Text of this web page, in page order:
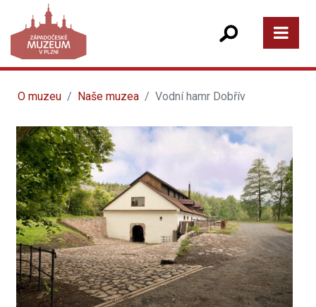
O muzeu Naše muzea Vodní hamr Dobřív